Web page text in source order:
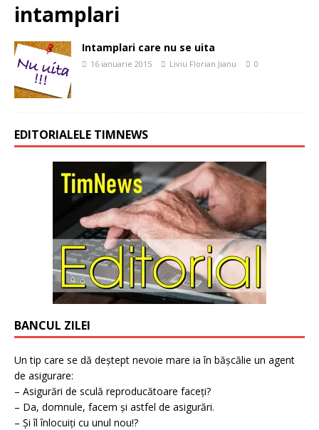
intamplari
Intamplari care nu se uita
16 ianuarie 2015 Liviu Florian Jianu 0
EDITORIALELE TIMNEWS
BANCUL ZILEI
Un tip care se dă deștept nevoie mare ia în bășcălie un agent
de asigurare:
– Asigurări de sculă reproducătoare faceți?
– Da, domnule, facem și astfel de asigurări.
– Și îl înlocuiți cu unul nou!?